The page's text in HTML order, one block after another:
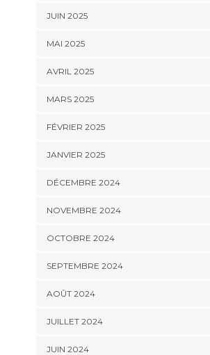
JUIN 2025
MAI 2025
AVRIL 2025
MARS 2025
FÉVRIER 2025
JANVIER 2025
DÉCEMBRE 2024
NOVEMBRE 2024
OCTOBRE 2024
SEPTEMBRE 2024
AOÛT 2024
JUILLET 2024
JUIN 2024